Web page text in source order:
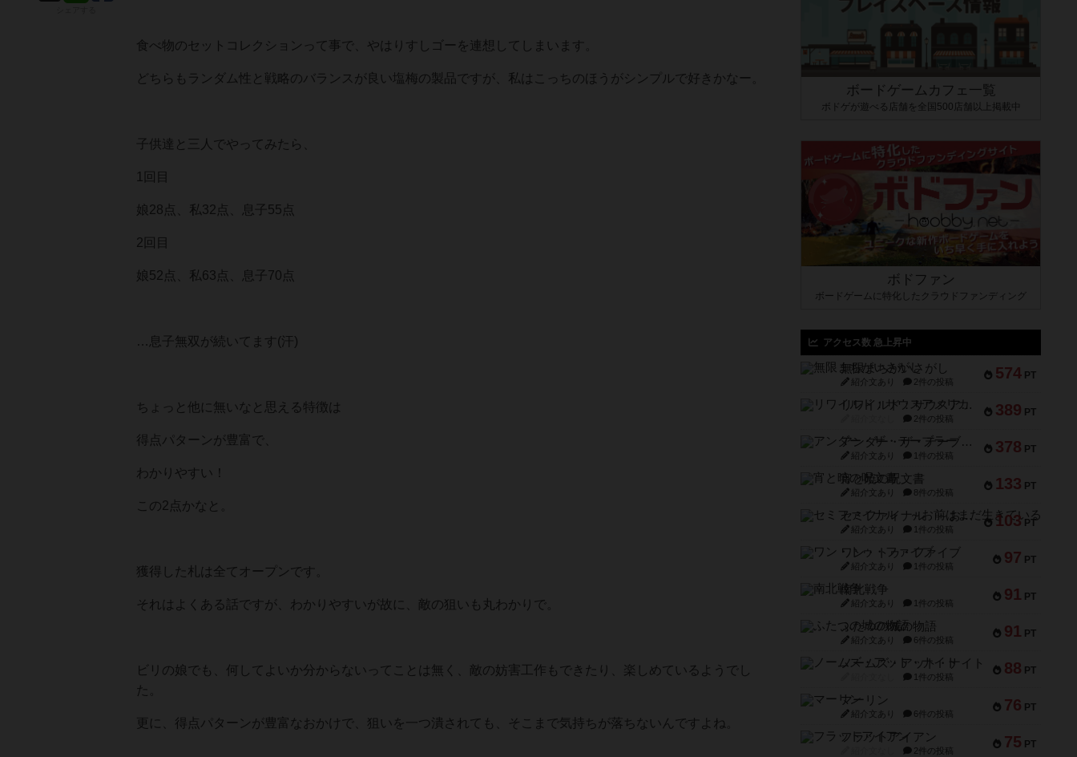
食べ物のセットコレクションって事で、やはりすしゴーを連想してしまいます。
どちらもランダム性と戦略のバランスが良い塩梅の製品ですが、私はこっちのほうがシンプルで好きかなー。
子供達と三人でやってみたら、
1回目
娘28点、私32点、息子55点
2回目
娘52点、私63点、息子70点
…息子無双が続いてます(汗)
ちょっと他に無いなと思える特徴は
得点パターンが豊富で、
わかりやすい！
この2点かなと。
獲得した札は全てオープンです。
それはよくある話ですが、わかりやすいが故に、敵の狙いも丸わかりで。
ビリの娘でも、何してよいか分からないってことは無く、敵の妨害工作もできたり、楽しめているようでし
た。
更に、得点パターンが豊富なおかけで、狙いを一つ潰されても、そこまで気持ちが落ちないんですよね。
ボードゲームカフェ一覧
ボドゲが遊べる店舗を全国500店舗以上掲載中
ボドファン
ボードゲームに特化したクラウドファンディング
アクセス数 急上昇中
574 PT
無限まちがいさがし
紹介文あり 2件の投稿
389 PT
リワイルド：サウスアメリカ
2件の投稿
378 PT
アンダー・ザ・テーブラー
紹介文あり 1件の投稿
133 PT
宵と暁の呪文書
紹介文あり 8件の投稿
103 PT
セミファイナル ～お前はまだ生きている～
紹介文あり 1件の投稿
97 PT
ワン・トゥ・ファイブ
紹介文あり 1件の投稿
91 PT
南北戦争
紹介文あり 1件の投稿
91 PT
ふたつの城の物語
紹介文あり 6件の投稿
88 PT
ノームズ・アット・ナイト
1件の投稿
76 PT
マーリン
紹介文あり 6件の投稿
75 PT
フラットアイアン
2件の投稿